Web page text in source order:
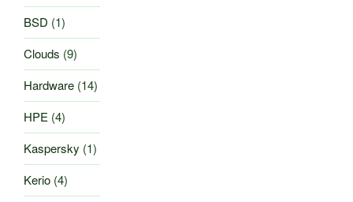
BSD (1)
Clouds (9)
Hardware (14)
HPE (4)
Kaspersky (1)
Kerio (4)